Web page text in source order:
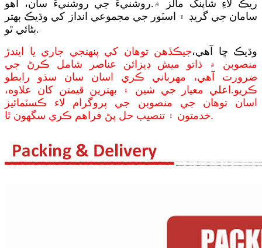
ريڪ لاءِ شاپنگ مالز ۾.روشنيءَ جي روشنيءَ سان، اهو
سامان جي گريڊ ۽ اسٽور جي مجموعي انداز کي وڌيڪ بهتر
بڻائي ٿو.
وڌيڪ ڇا آهي،جيڪڏهن توهان کي پنهنجي جاري يا ايندڙ
منصوبن ۾ ڌاتو ميش ڊيزائن عناصر شامل ڪرڻ جي
ضرورت آهي، مهرباني ڪري اسان سان سڌو رابطو
ڪريو.اعلي معيار جي شين ۽ بهترين قيمتن کان علاوه،
اسان توهان جي منصوبن جي پروگرام لاء ڪسٽمائيز
خدمتون ۽ تنصيب حل پڻ فراهم ڪري سگهون ٿا.